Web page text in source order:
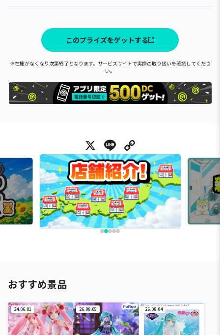
このプライズをゲットする
※在庫がなくなり次第終了となります。サービスサイトで実際の取り扱いを確認してくださ
い。
X Line
おすすめ景品
24.06.01 26.08.05 26.08.04